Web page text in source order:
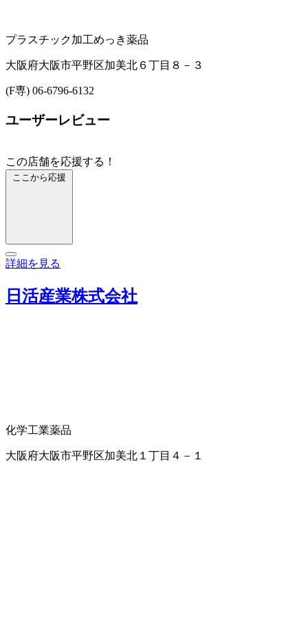
プラスチック加工めっき薬品
大阪府大阪市平野区加美北６丁目８－３
(F専) 06-6796-6132
ユーザーレビュー
この店舗を応援する！
ここから応援
詳細を見る
日活産業株式会社
化学工業薬品
大阪府大阪市平野区加美北１丁目４－１